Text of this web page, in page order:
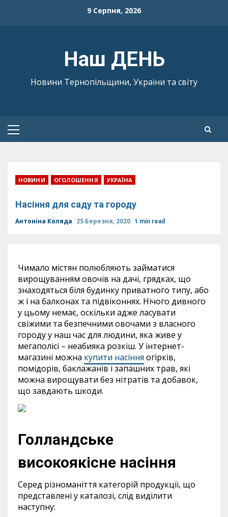
9 Серпня, 2026
Наш ДЕНЬ
Новини Тернопільщини, України та світу
Primary
НОВИНИ ОГОЛОШЕННЯ УКРАЇНА
Насіння для саду та городу
Антоніна Коляда 25 Березня, 2020 1 min read
Чимало містян полюбляють займатися
вирощуванням овочів на дачі, грядках, що
знаходяться біля будинку приватного типу, або
ж і на балконах та підвіконнях. Нічого дивного
у цьому немає, оскільки адже ласувати
свіжими та безпечними овочами з власного
городу у наш час для людини, яка живе у
мегаполісі – неабияка розкіш. У інтернет-
магазині можна купити насіння огірків,
помідорів, баклажанів і запашних трав, які
можна вирощувати без нітратів та добавок,
що завдають шкоди.
Голландське
високоякісне насіння
Серед різноманіття категорій продукції, що
представлені у каталозі, слід виділити
наступну: